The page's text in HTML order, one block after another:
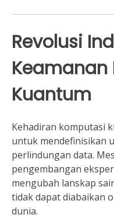
Revolusi
Keamanan
Kuantum
Kehadiran komputasi
untuk mendefinisikan
perlindungan data.
pengembangan
mengubah lanskap
tidak dapat diabaikan
dunia.